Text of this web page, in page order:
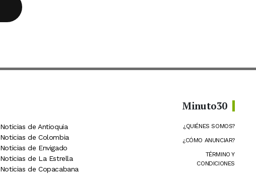
Noticias de Antioquia
Noticias de Colombia
Noticias de Envigado
Noticias de La Estrella
Noticias de Copacabana
Minuto30
¿QUIÉNES SOMOS?
¿CÓMO ANUNCIAR?
TÉRMINO Y
CONDICIONES